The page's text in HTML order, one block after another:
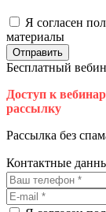
Я согласен
материалы
Отправить
Бесплатный
Доступ к
рассылку
Рассылка без
Контактные